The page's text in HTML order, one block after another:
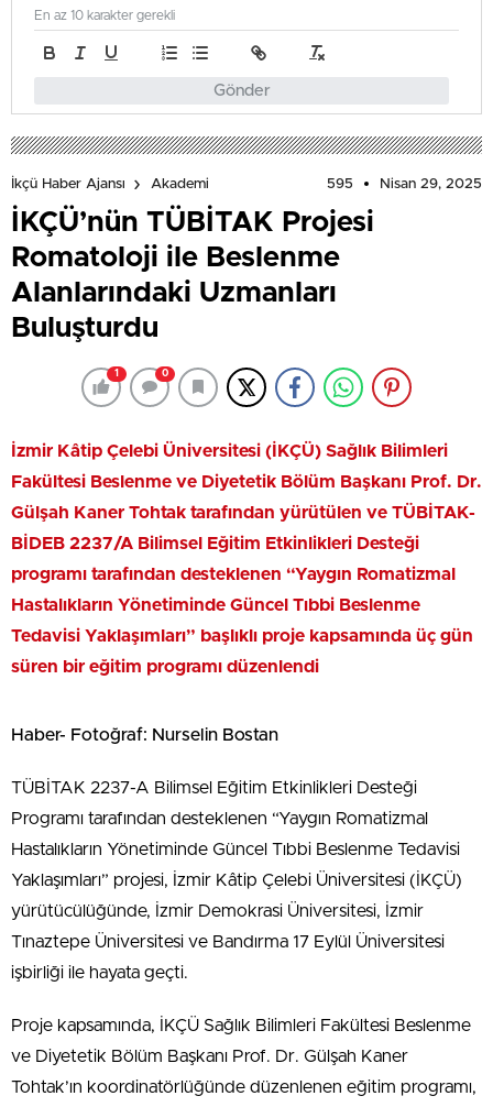
Gönder
En az 10 karakter gerekli
İkçü Haber Ajansı Akademi 595 Nisan 29, 2025
İKÇÜ’nün TÜBİTAK Projesi
Romatoloji ile Beslenme
Alanlarındaki Uzmanları
Buluşturdu
1 0
İzmir Kâtip Çelebi Üniversitesi (İKÇÜ) Sağlık Bilimleri
Fakültesi Beslenme ve Diyetetik Bölüm Başkanı Prof. Dr.
Gülşah Kaner Tohtak tarafından yürütülen ve TÜBİTAK-
BİDEB 2237/A Bilimsel Eğitim Etkinlikleri Desteği
programı tarafından desteklenen “Yaygın Romatizmal
Hastalıkların Yönetiminde Güncel Tıbbi Beslenme
Tedavisi Yaklaşımları” başlıklı proje kapsamında üç gün
süren bir eğitim programı düzenlendi
Haber- Fotoğraf: Nurselin Bostan
TÜBİTAK 2237-A Bilimsel Eğitim Etkinlikleri Desteği
Programı tarafından desteklenen “Yaygın Romatizmal
Hastalıkların Yönetiminde Güncel Tıbbi Beslenme Tedavisi
Yaklaşımları” projesi, İzmir Kâtip Çelebi Üniversitesi (İKÇÜ)
yürütücülüğünde, İzmir Demokrasi Üniversitesi, İzmir
Tınaztepe Üniversitesi ve Bandırma 17 Eylül Üniversitesi
işbirliği ile hayata geçti.
Proje kapsamında, İKÇÜ Sağlık Bilimleri Fakültesi Beslenme
ve Diyetetik Bölüm Başkanı Prof. Dr. Gülşah Kaner
Tohtak’ın koordinatörlüğünde düzenlenen eğitim programı,